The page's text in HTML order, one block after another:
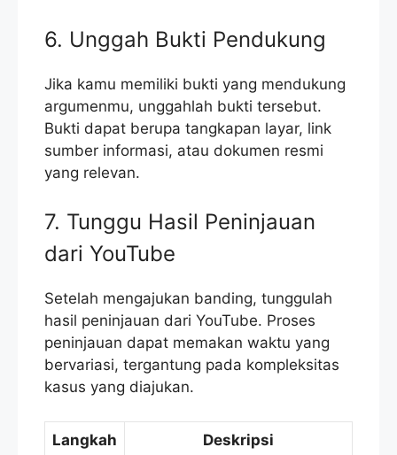
6. Unggah Bukti Pendukung
Jika kamu memiliki bukti yang mendukung
argumenmu, unggahlah bukti tersebut.
Bukti dapat berupa tangkapan layar, link
sumber informasi, atau dokumen resmi
yang relevan.
7. Tunggu Hasil Peninjauan
dari YouTube
Setelah mengajukan banding, tunggulah
hasil peninjauan dari YouTube. Proses
peninjauan dapat memakan waktu yang
bervariasi, tergantung pada kompleksitas
kasus yang diajukan.
Langkah Deskripsi